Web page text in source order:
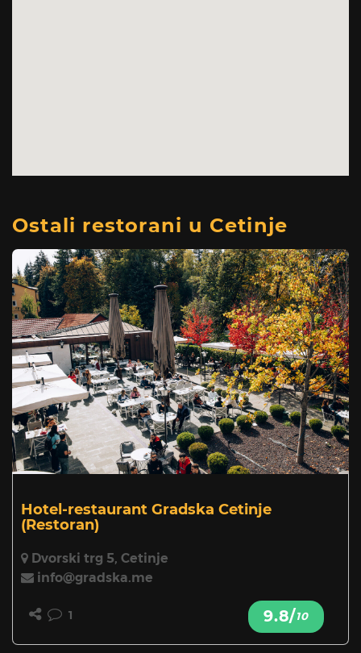
Ostali restorani u Cetinje
Hotel-restaurant Gradska Cetinje
(Restoran)
Dvorski trg 5, Cetinje
info@gradska.me
1 9.8/10